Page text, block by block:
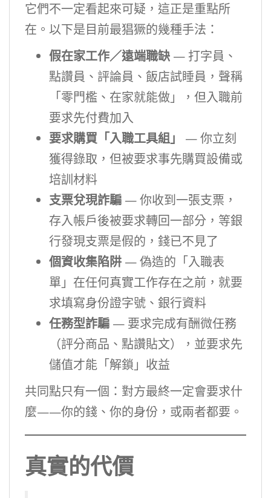
它們不一定看起來可疑，這正是重點所
在。以下是目前最猖獗的幾種手法：
假在家工作／遠端職缺 — 打字員、
點讚員、評論員、飯店試睡員，聲稱
「零門檻、在家就能做」，但入職前
要求先付費加入
要求購買「入職工具組」
— 你立刻
獲得錄取，但被要求事先購買設備或
培訓材料
支票兌現詐騙 — 你收到一張支票，
存入帳戶後被要求轉回一部分，等銀
行發現支票是假的，錢已不見了
個資收集陷阱 — 偽造的「入職表
單」在任何真實工作存在之前，就要
求填寫身份證字號、銀行資料
任務型詐騙 — 要求完成有酬微任務
（評分商品、點讚貼文），並要求先
儲值才能「解鎖」收益
共同點只有一個：對方最終一定會要求什
麼——你的錢、你的身份，或兩者都要。
真實的代價